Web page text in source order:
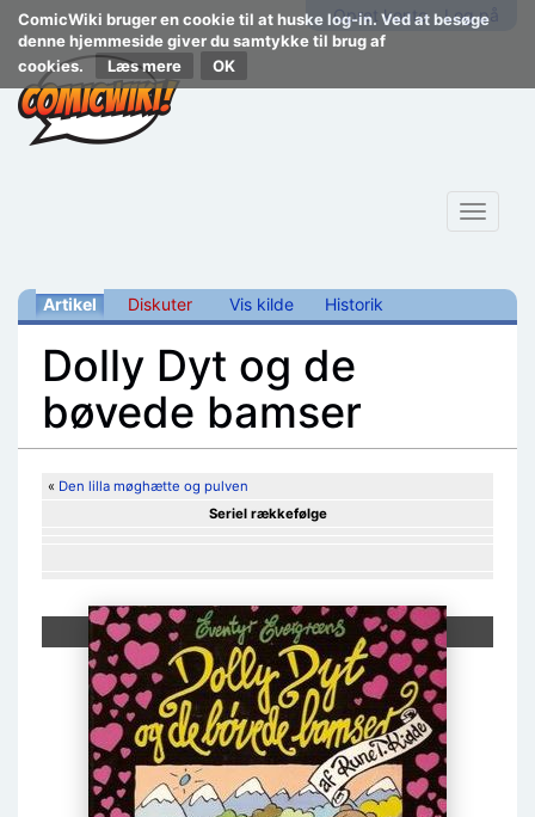
ComicWiki bruger en cookie til at huske log-in. Ved at besøge
denne hjemmeside giver du samtykke til brug af
cookies.
Læs mere
Opret konto Log på
Toggle
Artikel Diskuter Vis kilde Historik
Dolly Dyt og de
bøvede bamser
« Den lilla møghætte og pulven
Seriel rækkefølge